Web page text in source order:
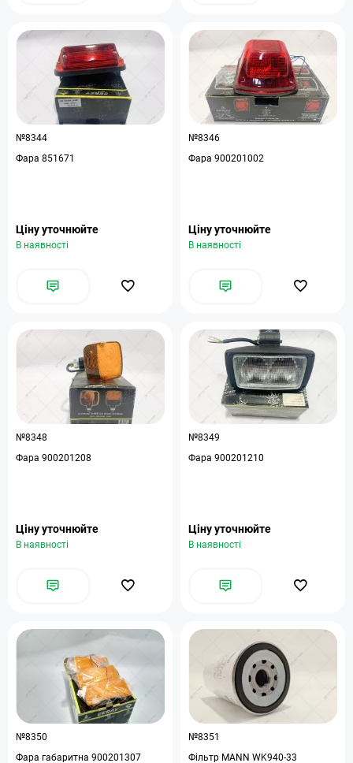
№8344
Фара 851671
Ціну уточнюйте
В наявності
№8346
Фара 900201002
Ціну уточнюйте
В наявності
№8348
Фара 900201208
Ціну уточнюйте
В наявності
№8349
Фара 900201210
Ціну уточнюйте
В наявності
№8350
Фара габаритна 900201307
№8351
Фільтр MANN WK940-33